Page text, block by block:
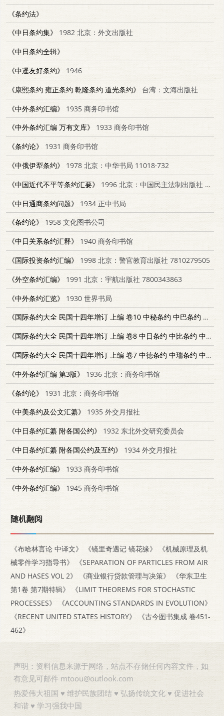
《条约法》
《中日条约集》
1982 北京：外文出版社
《中日条约全辑》
《中暹友好条约》
1946
《康熙条约 雍正条约 乾隆条约 道光条约》
台湾：文海出版社
《中外条约汇编》
1935 商务印书馆
《中外条约汇编 万有文库》
1933 商务印书馆
《条约论》
1931 商务印书馆
《中俄伊犁条约》
1978 北京：中华书局 11018·732
《中国近代不平等条约汇要》
1996 北京：中国民主法制出版社 7800781585
《中日通商条约问题》
1934 正中书局
《条约论》
1958 文化图书公司
《中日关系条约汇释》
1940 商务印书馆
《国际投资条约汇编》
1998 北京：警官教育出版社 7810279505
《外空条约汇编》
1991 北京：宇航出版社 7800343863
《中外条约汇览》
1930 世界书局
《国际条约大全 民国十四年增订 上编 卷10 中秘条约 中巴条约 中葡条约》
《国际条约大全 民国十四年增订 上编 卷8 中日条约 中比条约 中义条约》
《国际条约大全 民国十四年增订 上编 卷7 中德条约 中瑞条约 中丹条约》
《中外条约汇编 第3版》
1936 北京：商务印书馆
《条约论》
1931 北京：商务印书馆
《中美条约及公文汇纂》
1935 外交月报社
《中日条约汇纂 附各国公约》
1932 东北外交研究委员会
《中日条约汇纂 附各国公约及互约》
1934 外交月报社
《中外条约汇编》
1933 商务印书馆
《中外条约汇编》
1945 商务印书馆
随机翻阅
《布哈林言论 中译文》 《镜里奇遇记 镜花缘》
《机械原理及机
械零件学习指导书》
《SEPARATION OF PARTICLES FROM AIR
AND HASES VOL 2》
《商业银行贷款管理与决策》
《华东卫生
第1卷 第7期特辑》
《LIMIT THEOREMS FOR STOCHASTIC
PROCESSES》
《ACCOUNTING STANDARDS IN EVOLUTION》
《RECENT UNITED STATES HISTORY》
《古今图书集成 卷451-
462》
声明：资料信息来源于网络，站点不存储任何内容文件，如
有意见可邮件 mtoou@outlook.com
热爱伟大祖国 ♥ 维护民族团结 ♥ 弘扬传统文化 ♥ 促进社会
和谐 ♥ 学习强我中国